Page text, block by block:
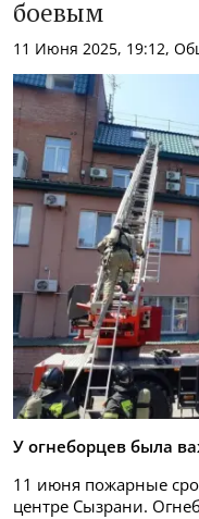
боевым
11 Июня 2025, 19:12,
У огнеборцев была
11 июня пожарные
центре Сызрани.